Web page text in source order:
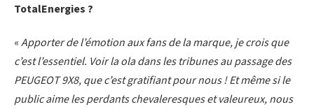
TotalEnergies ?
«Apporter de l’émotion aux fans de la marque, je crois que
c’est l’essentiel. Voir la ola dans les tribunes au passage des
PEUGEOT 9X8, que c’est gratifiant pour nous ! Et même si le
public aime les perdants chevaleresques et valeureux, nous